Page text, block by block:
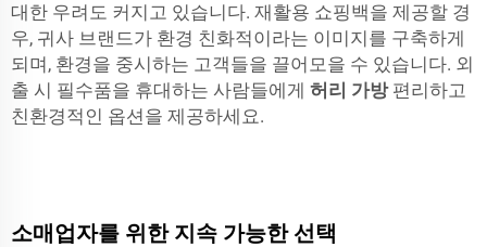
대한 우려도 커지고 있습니다. 재활용 쇼핑백을 제공할 경
우, 귀사 브랜드가 환경 친화적이라는 이미지를 구축하게
되며, 환경을 중시하는 고객들을 끌어모을 수 있습니다. 외
출 시 필수품을 휴대하는 사람들에게 허리 가방 편리하고
친환경적인 옵션을 제공하세요.
소매업자를 위한 지속 가능한 선택